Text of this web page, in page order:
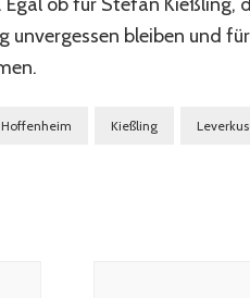
unvergessen bleiben und
Hoffenheim Kießling